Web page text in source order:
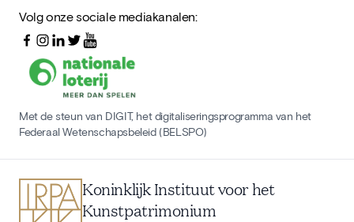
Volg onze sociale mediakanalen:
Met de steun van DIGIT, het digitaliseringsprogramma van het
Federaal Wetenschapsbeleid (BELSPO)
Koninklijk Instituut voor het
Kunstpatrimonium